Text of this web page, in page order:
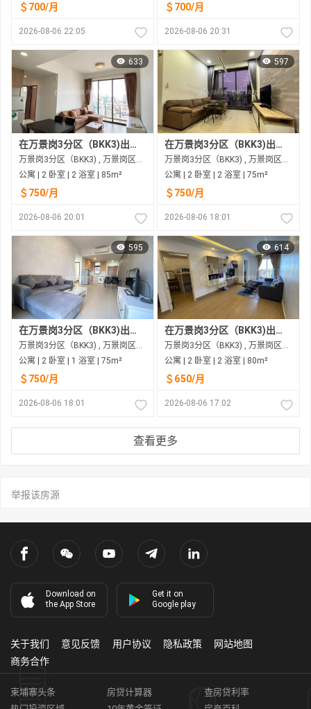
＄700/月
2026-08-06 22:05
＄700/月
2026-08-06 20:31
633
在万景岗3分区（BKK3)出租的公寓
万景岗3分区（BKK3) , 万景岗区（BKK) , 金边市
公寓 | 2 卧室 | 2 浴室 | 85m²
＄750/月
2026-08-06 20:01
597
在万景岗3分区（BKK3)出租的公寓
万景岗3分区（BKK3) , 万景岗区（BKK) , 金边市
公寓 | 2 卧室 | 2 浴室 | 75m²
＄750/月
2026-08-06 18:01
595
在万景岗3分区（BKK3)出租的公寓
万景岗3分区（BKK3) , 万景岗区（BKK) , 金边市
公寓 | 2 卧室 | 1 浴室 | 75m²
＄750/月
2026-08-06 18:01
614
在万景岗3分区（BKK3)出租的公寓
万景岗3分区（BKK3) , 万景岗区（BKK) , 金边市
公寓 | 2 卧室 | 2 浴室 | 80m²
＄650/月
2026-08-06 17:02
查看更多
举报该房源
Download on
the App Store
Get it on
Google play
关于我们 意见反馈 用户协议 隐私政策
网站地图
商务合作
柬埔寨头条 房贷计算器
查房贷利率